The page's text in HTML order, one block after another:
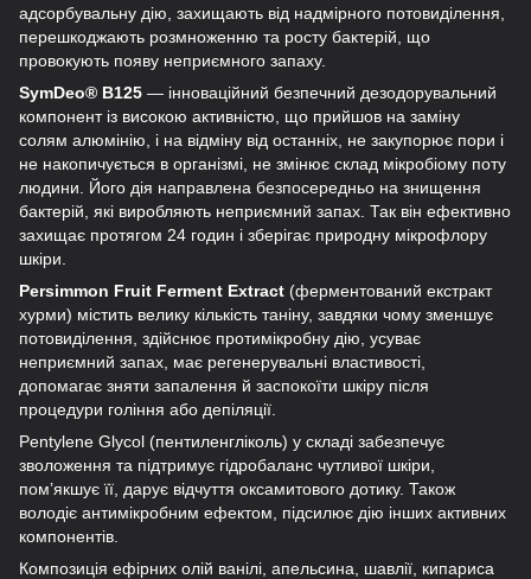
адсорбувальну дію, захищають від надмірного потовиділення,
перешкоджають розмноженню та росту бактерій, що
провокують появу неприємного запаху.
SymDeo® B125 — інноваційний безпечний дезодорувальний
компонент із високою активністю, що прийшов на заміну
солям алюмінію, і на відміну від останніх, не закупорює пори і
не накопичується в організмі, не змінює склад мікробіому поту
людини. Його дія направлена безпосередньо на знищення
бактерій, які виробляють неприємний запах. Так він ефективно
захищає протягом 24 годин і зберігає природну мікрофлору
шкіри.
Persimmon Fruit Ferment Extract (ферментований екстракт
хурми) містить велику кількість таніну, завдяки чому зменшує
потовиділення, здійснює протимікробну дію, усуває
неприємний запах, має регенерувальні властивості,
допомагає зняти запалення й заспокоїти шкіру після
процедури гоління або депіляції.
Pentylene Glycol (пентиленгліколь) у складі забезпечує
зволоження та підтримує гідробаланс чутливої шкіри,
пом’якшує її, дарує відчуття оксамитового дотику. Також
володіє антимікробним ефектом, підсилює дію інших активних
компонентів.
Композиція ефірних олій ванілі, апельсина, шавлії, кипариса